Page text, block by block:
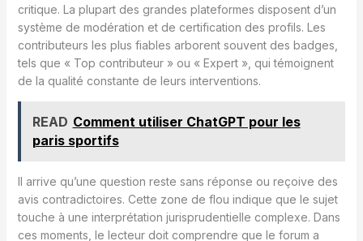
critique. La plupart des grandes plateformes disposent d’un
système de modération et de certification des profils. Les
contributeurs les plus fiables arborent souvent des badges,
tels que « Top contributeur » ou « Expert », qui témoignent
de la qualité constante de leurs interventions.
READ Comment utiliser ChatGPT pour les
paris sportifs
Il arrive qu’une question reste sans réponse ou reçoive des
avis contradictoires. Cette zone de flou indique que le sujet
touche à une interprétation jurisprudentielle complexe. Dans
ces moments, le lecteur doit comprendre que le forum a